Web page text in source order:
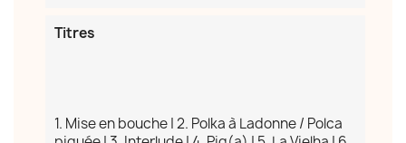
Titres
1. Mise en bouche | 2. Polka à Ladonne / Polca